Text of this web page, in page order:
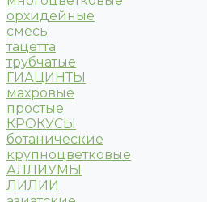
орхидейные
смесь
тацетта
трубчатые
ГИАЦИНТЫ
махровые
простые
КРОКУСЫ
ботанические
крупноцветковые
АЛЛИУМЫ
ЛИЛИИ